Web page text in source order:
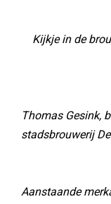
Kijkje in de
Thomas Gesink,
stadsbrouwerij
Aanstaande